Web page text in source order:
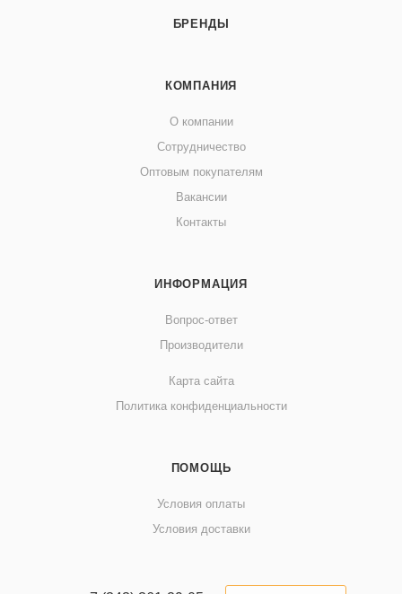
БРЕНДЫ
КОМПАНИЯ
О компании
Сотрудничество
Оптовым покупателям
Вакансии
Контакты
ИНФОРМАЦИЯ
Вопрос-ответ
Производители
Карта сайта
Политика конфиденциальности
ПОМОЩЬ
Условия оплаты
Условия доставки